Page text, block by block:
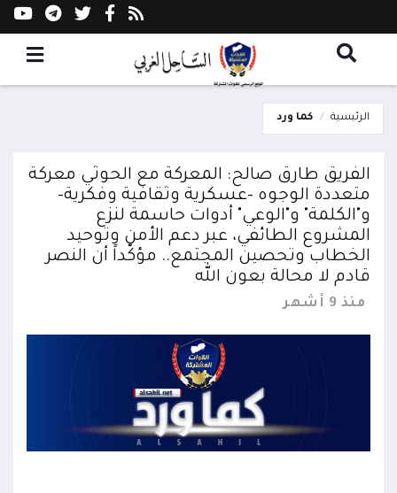
الرئيسية كما ورد
الفريق طارق صالح: المعركة مع الحوثي معركة
متعددة الوجوه –عسكرية وثقافية وفكرية–
و"الكلمة" و"الوعي" أدوات حاسمة لنزع
المشروع الطائفي، عبر دعم الأمن وتوحيد
الخطاب وتحصين المجتمع.. مؤكّداً أن النصر
قادم لا محالة بعون الله
منذ 9 أشهر